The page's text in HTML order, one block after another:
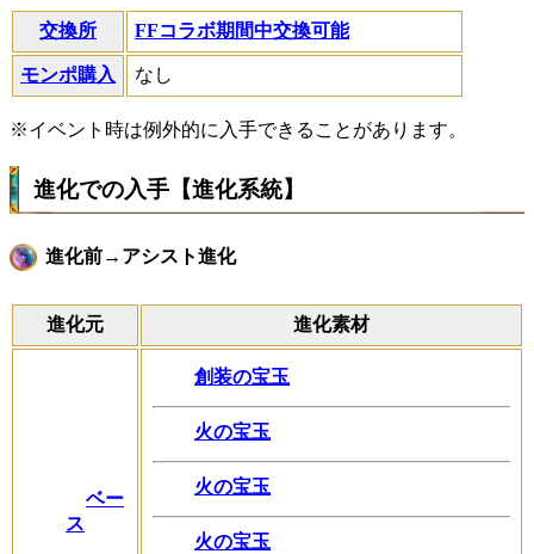
交換所 FFコラボ期間中交換可能
モンポ購入 なし
※イベント時は例外的に入手できることがあります。
進化での入手【進化系統】
進化前→アシスト進化
進化元 進化素材
ベー
ス
創装の宝玉
火の宝玉
火の宝玉
火の宝玉